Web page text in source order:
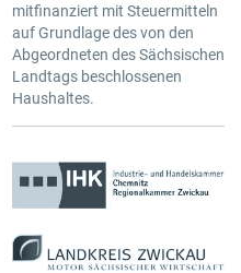
mitfinanziert mit Steuermitteln
auf Grundlage des von den
Abgeordneten des Sächsischen
Landtags beschlossenen
Haushaltes.